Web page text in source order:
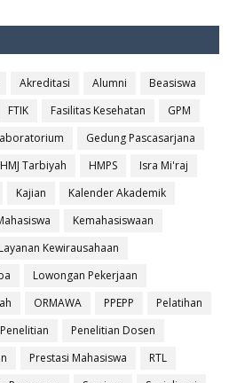
Akreditasi Alumni
Beasiswa
FTIK Fasilitas Kesehatan
GPM
Gedung Pascasarjana
HMJ Tarbiyah HMPS
Isra Mi'raj
Kajian
Kalender Akademik
Kemahasiswaan
Layanan Kewirausahaan
Lowongan Pekerjaan
ORMAWA PPEPP
Pelatihan
Penelitian
Penelitian Dosen
Prestasi Mahasiswa
RTL